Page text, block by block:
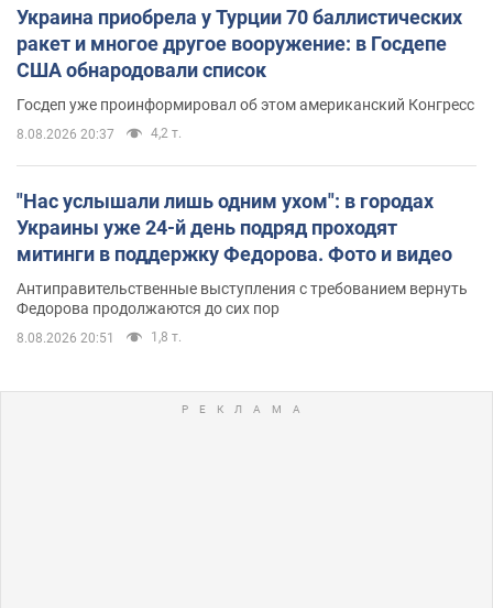
Украина приобрела у Турции 70 баллистических
ракет и многое другое вооружение: в Госдепе
США обнародовали список
Госдеп уже проинформировал об этом американский Конгресс
8.08.2026 20:37 4,2 т.
"Нас услышали лишь одним ухом": в городах
Украины уже 24-й день подряд проходят
митинги в поддержку Федорова. Фото и видео
Антиправительственные выступления с требованием вернуть
Федорова продолжаются до сих пор
8.08.2026 20:51 1,8 т.